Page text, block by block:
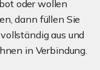
oder wollen
dann füllen Sie
aus und
in Verbindung.